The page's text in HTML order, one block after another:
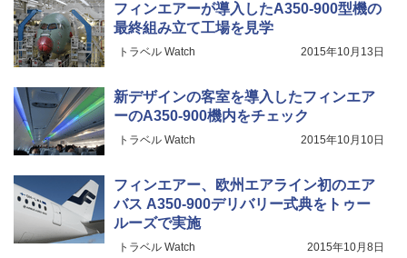
フィンエアーが導入したA350-900型機の
最終組み立て工場を見学
トラベル Watch 2015年10月13日
新デザインの客室を導入したフィンエア
ーのA350-900機内をチェック
トラベル Watch 2015年10月10日
フィンエアー、欧州エアライン初のエア
バス A350-900デリバリー式典をトゥー
ルーズで実施
トラベル Watch 2015年10月8日